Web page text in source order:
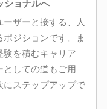
ショナルへ
ザーと接する、人
ジションです。ま
験を積むキャリア
しての道もご用
ステップアップで